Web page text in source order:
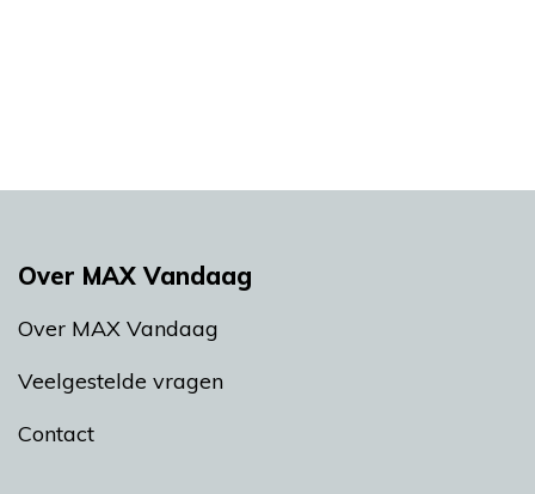
Over MAX Vandaag
Over MAX Vandaag
Veelgestelde vragen
Contact